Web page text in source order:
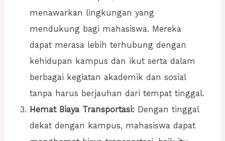
menawarkan lingkungan yang
mendukung bagi mahasiswa. Mereka
dapat merasa lebih terhubung dengan
kehidupan kampus dan ikut serta dalam
berbagai kegiatan akademik dan sosial
tanpa harus berjauhan dari tempat tinggal.
Hemat Biaya Transportasi: Dengan tinggal
dekat dengan kampus, mahasiswa dapat